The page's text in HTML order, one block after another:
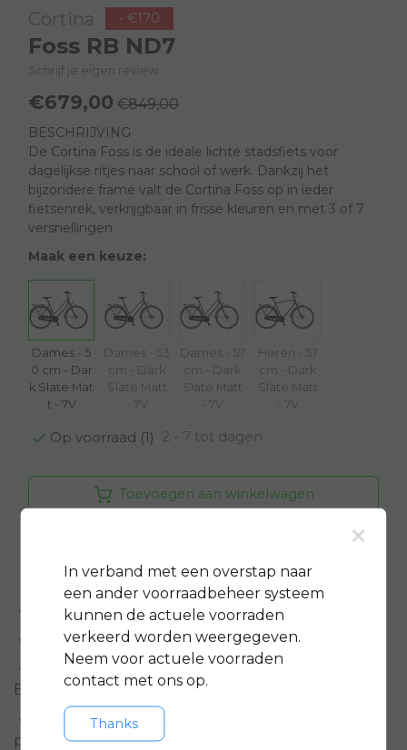
Cortina - €170
Foss RB ND7
Schrijf je eigen review
€679,00 €849,00
BESCHRIJVING
De Cortina Foss is de ideale lichte stadsfiets voor
dagelijkse ritjes naar school of werk. Dankzij het
bijzondere frame valt de Cortina Foss op in ieder
fietsenrek, verkrijgbaar in frisse kleuren en met 3 of 7
versnellingen.
Maak een keuze:
Dames - 5
0 cm - Dar
k Slate Mat
t - 7V
Dames - 53
cm - Dark
Slate Matt
- 7V
Dames - 57
cm - Dark
Slate Matt
- 7V
Heren - 57
cm - Dark
Slate Matt
- 7V
Op voorraad (1) 2 - 7 tot dagen
Toevoegen aan winkelwagen
Standaard 3 jaargarantie op bijna alle fietsen
GRATISservicepakket t.w.v. minimaal € 150,-
Gratis rijklare bezorging in regio groot
Eindhoven
Meer informatie?
product
×
In verband met een overstap naar
een ander voorraadbeheer systeem
kunnen de actuele voorraden
verkeerd worden weergegeven.
Neem voor actuele voorraden
contact met ons op.
Thanks